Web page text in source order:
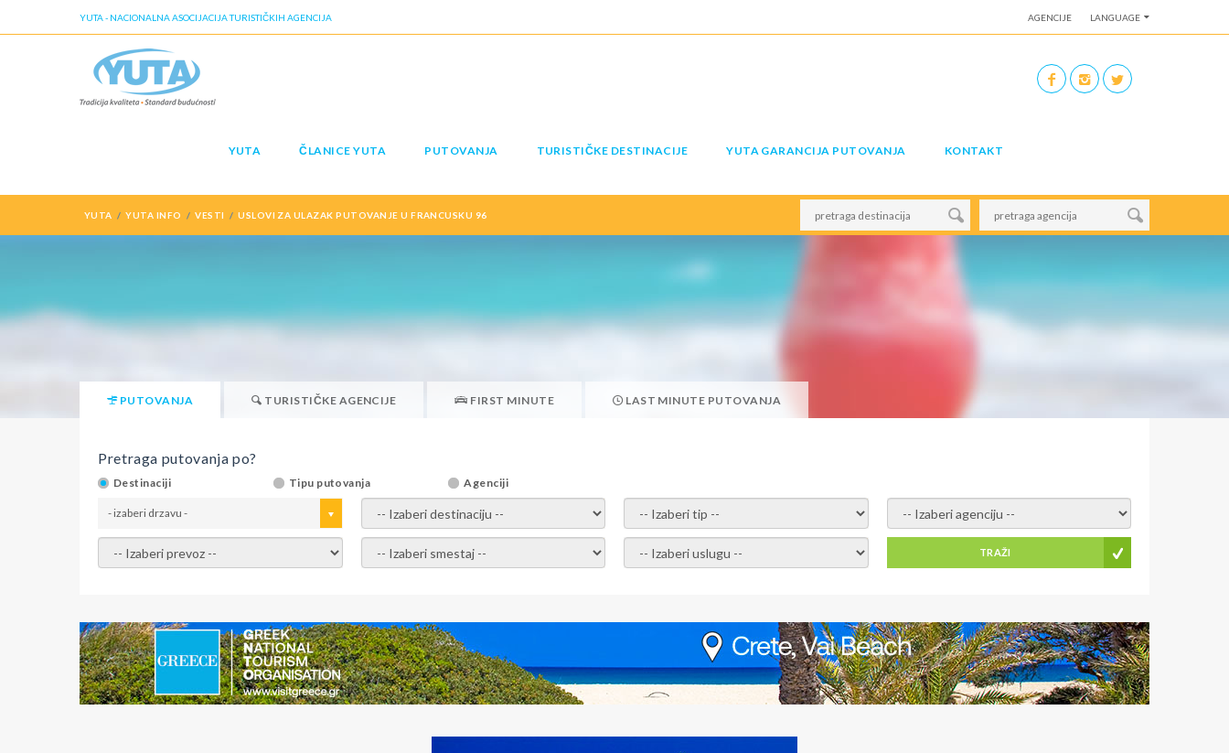
AGENCIJE LANGUAGE
YUTA - NACIONALNA ASOCIJACIJA TURISTIČKIH AGENCIJA
YUTA ČLANICE YUTA PUTOVANJA TURISTIČKE DESTINACIJE YUTA GARANCIJA PUTOVANJA KONTAKT
YUTA YUTA INFO VESTI USLOVI ZA ULAZAK PUTOVANJE U FRANCUSKU 96
PUTOVANJA TURISTIČKE AGENCIJE FIRST MINUTE LAST MINUTE PUTOVANJA
Pretraga putovanja po?
Destinaciji Tipu putovanja Agenciji
- izaberi drzavu - - izaberi destinaciju - - izaberi tip - - izaberi agenciju -
- izaberi prevoz - - Izaberite smestaj - - Izaberite uslugu - TRAŽI